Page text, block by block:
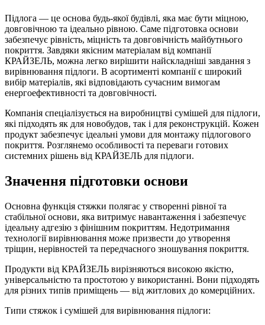
Підлога — це основа будь-якої будівлі, яка має бути міцною,
довговічною та ідеально рівною. Саме підготовка основи
забезпечує рівність, міцність та довговічність майбутнього
покриття. Завдяки якісним матеріалам від компанії
КРАЙЗЕЛЬ, можна легко вирішити найскладніші завдання з
вирівнювання підлоги. В асортименті компанії є широкий
вибір матеріалів, які відповідають сучасним вимогам
енергоефективності та довговічності.
Компанія спеціалізується на виробництві сумішей для підлоги,
які підходять як для новобудов, так і для реконструкцій. Кожен
продукт забезпечує ідеальні умови для монтажу підлогового
покриття. Розглянемо особливості та переваги готових
системних рішень від КРАЙЗЕЛЬ для підлоги.
Значення підготовки основи
Основна функція стяжки полягає у створенні рівної та
стабільної основи, яка витримує навантаження і забезпечує
ідеальну адгезію з фінішним покриттям. Недотримання
технології вирівнювання може призвести до утворення
тріщин, нерівностей та передчасного зношування покриття.
Продукти від КРАЙЗЕЛЬ вирізняються високою якістю,
універсальністю та простотою у використанні. Вони підходять
для різних типів приміщень — від житлових до комерційних.
Типи стяжок і сумішей для вирівнювання підлоги: